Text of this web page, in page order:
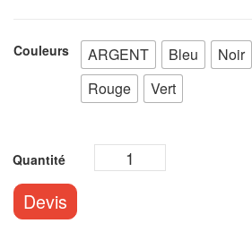
Couleurs ARGENT Bleu Noir
Rouge
Vert
Devis